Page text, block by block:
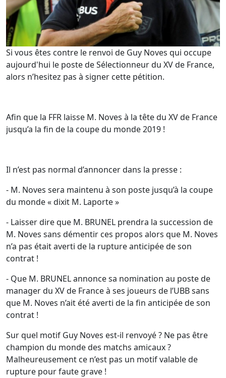
Si vous êtes contre le renvoi de Guy Noves qui occupe
aujourd'hui le poste de Sélectionneur du XV de France,
alors n’hesitez pas à signer cette pétition.
Afin que la FFR laisse M. Noves à la tête du XV de France
jusqu’a la fin de la coupe du monde 2019 !
Il n’est pas normal d’annoncer dans la presse :
- M. Noves sera maintenu à son poste jusqu’à la coupe
du monde « dixit M. Laporte »
- Laisser dire que M. BRUNEL prendra la succession de
M. Noves sans démentir ces propos alors que M. Noves
n’a pas était averti de la rupture anticipée de son
contrat !
- Que M. BRUNEL annonce sa nomination au poste de
manager du XV de France à ses joueurs de l’UBB sans
que M. Noves n’ait été averti de la fin anticipée de son
contrat !
Sur quel motif Guy Noves est-il renvoyé ? Ne pas être
champion du monde des matchs amicaux ?
Malheureusement ce n’est pas un motif valable de
rupture pour faute grave !